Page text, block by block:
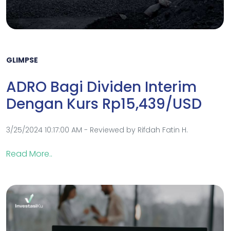
GLIMPSE
ADRO Bagi Dividen Interim
Dengan Kurs Rp15,439/USD
3/25/2024 10:17:00 AM - Reviewed by Rifdah Fatin H.
Read More..